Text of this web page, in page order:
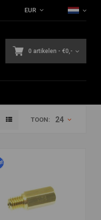
EUR
0 artikelen - €0,-
TOON: 24